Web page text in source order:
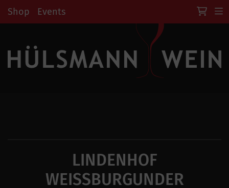
Shop Events
LINDENHOF
WEISSBURGUNDER